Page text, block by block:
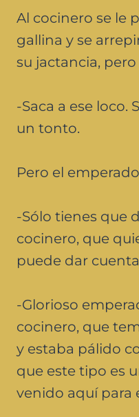
Al cocinero se le
gallina y se
su jactancia,
-Saca a ese loco.
un tonto.
Pero el
-Sólo tienes que
cocinero, que
puede dar
-Glorioso
cocinero, que
y estaba pálido
que este tipo es
venido aquí para